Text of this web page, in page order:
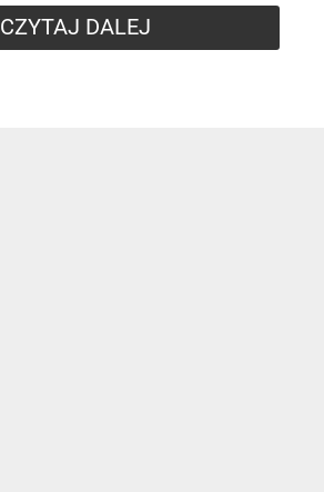
CZYTAJ DALEJ